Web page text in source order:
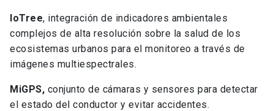
IoTree, integración de indicadores ambientales
complejos de alta resolución sobre la salud de los
ecosistemas urbanos para el monitoreo a través de
imágenes multiespectrales.
MiGPS, conjunto de cámaras y sensores para detectar
el estado del conductor y evitar accidentes.